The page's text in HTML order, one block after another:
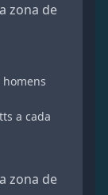
zona de
homens
a cada
zona de